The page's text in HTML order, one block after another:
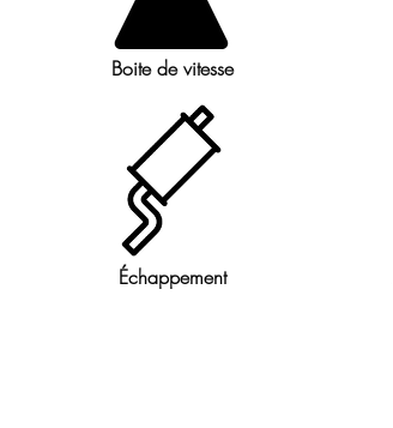
Boite de vitesse
Échappement